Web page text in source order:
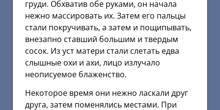
груди. Обхватив обе руками, он начала
нежно массировать их. Затем его пальцы
стали покручивать, а затем и пощипывать,
внезапно ставший большим и твердым
сосок. Из уст матери стали слетать едва
слышные охи и ахи, лицо излучало
неописуемое блаженство.
Некоторое время они нежно ласкали друг
друга, затем поменялись местами. При